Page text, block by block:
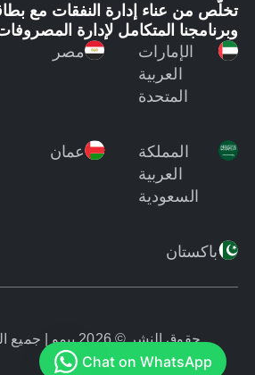
تخلّص من عناء إدارة النفقات مع
وبرنامجنا المتكامل لإدارة
الإمارات
العربية
المتحدة
مصر
المملكة
العربية
السعودية
عمان
باكستان
حقوق النشر © 2026 بيمو | جميع الحقوق محفوظة